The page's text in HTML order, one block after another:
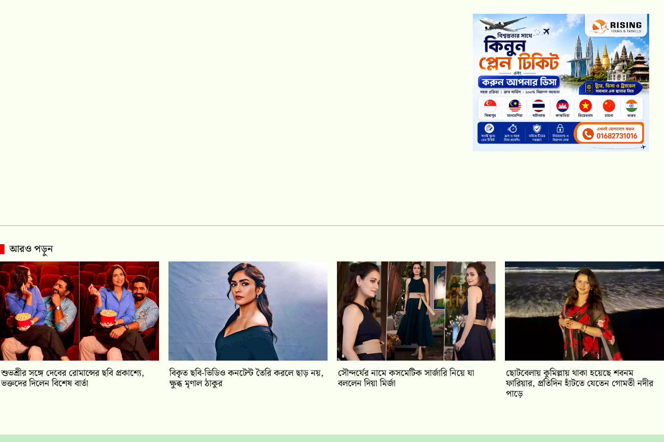
আরও পড়ুন
শুভশ্রীর সঙ্গে দেবের রোমান্সের ছবি প্রকাশ্যে,
ভক্তদের দিলেন বিশেষ বার্তা
বিকৃত ছবি-ভিডিও কনটেন্ট তৈরি করলে ছাড় নয়,
ক্ষুব্ধ মৃণাল ঠাকুর
সৌন্দর্যের নামে কসমেটিক সার্জারি নিয়ে যা
বললেন দিয়া মির্জা
ছোটবেলায় কুমিল্লায় থাকা হয়েছে শবনম
ফারিয়ার, প্রতিদিন হাঁটতে যেতেন গোমতী নদীর
পাড়ে